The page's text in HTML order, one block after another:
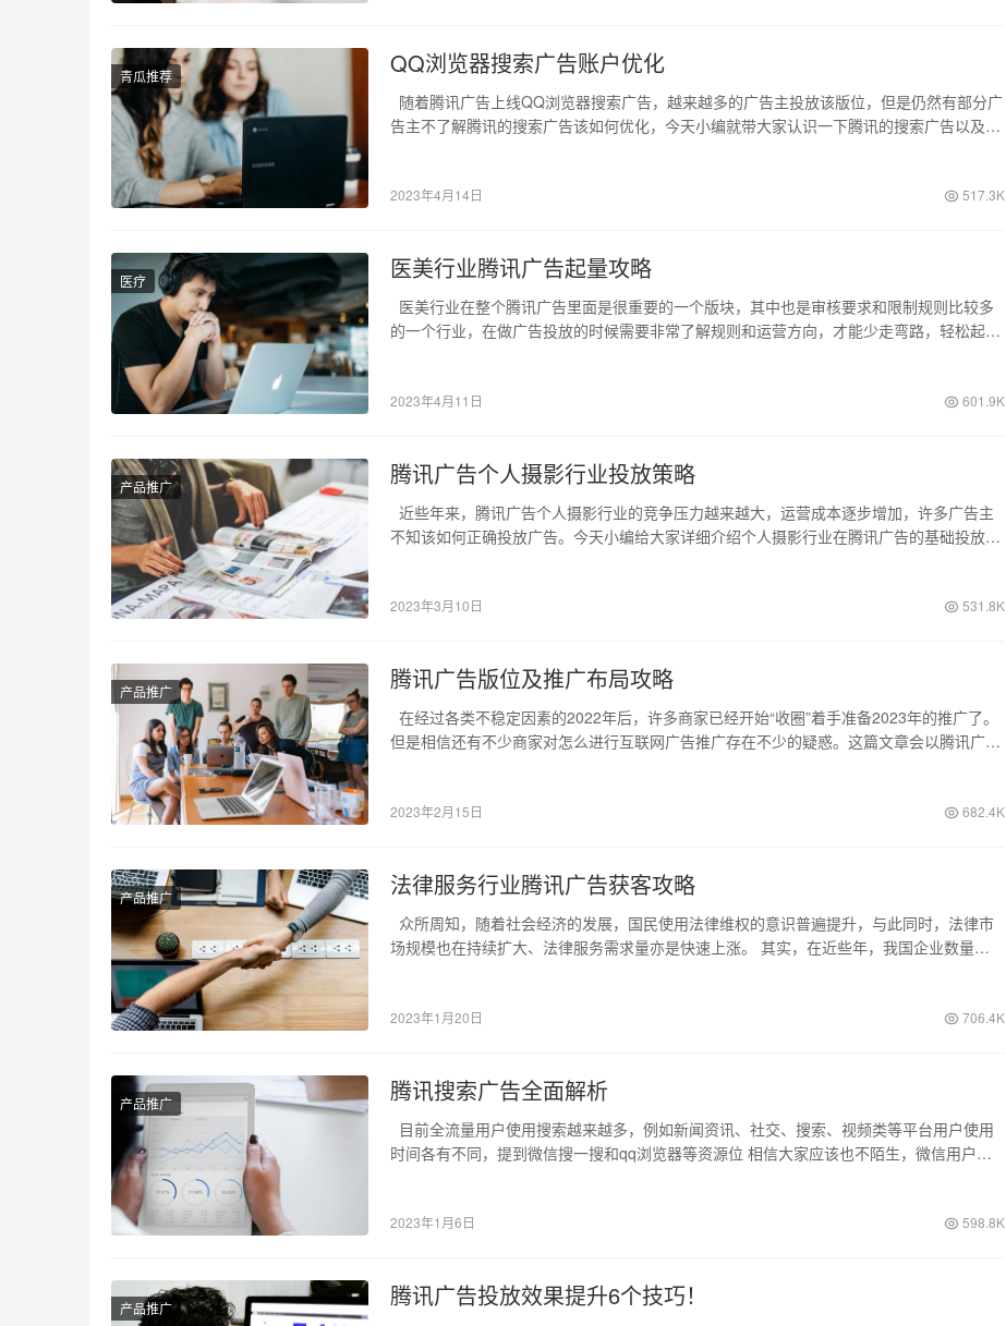
青瓜推荐 QQ浏览器搜索广告账户优化
随着腾讯广告上线QQ浏览器搜索广告，越来越多的广告主投放该版位，但是仍然有部分广
告主不了解腾讯的搜索广告该如何优化，今天小编就带大家认识一下腾讯的搜索广告以及从
2023年4月14日 517.3K
医疗 医美行业腾讯广告起量攻略
医美行业在整个腾讯广告里面是很重要的一个版块，其中也是审核要求和限制规则比较多
的一个行业，在做广告投放的时候需要非常了解规则和运营方向，才能少走弯路，轻松起
2023年4月11日 601.9K
产品推广 腾讯广告个人摄影行业投放策略
近些年来，腾讯广告个人摄影行业的竞争压力越来越大，运营成本逐步增加，许多广告主
不知该如何正确投放广告。今天小编给大家详细介绍个人摄影行业在腾讯广告的基础投放策
2023年3月10日 531.8K
产品推广 腾讯广告版位及推广布局攻略
在经过各类不稳定因素的2022年后，许多商家已经开始“收圈”着手准备2023年的推广了。
但是相信还有不少商家对怎么进行互联网广告推广存在不少的疑惑。这篇文章会以腾讯广…
2023年2月15日 682.4K
产品推广 法律服务行业腾讯广告获客攻略
众所周知，随着社会经济的发展，国民使用法律维权的意识普遍提升，与此同时，法律市
场规模也在持续扩大、法律服务需求量亦是快速上涨。 其实，在近些年，我国企业数量呈
2023年1月20日 706.4K
产品推广 腾讯搜索广告全面解析
目前全流量用户使用搜索越来越多，例如新闻资讯、社交、搜索、视频类等平台用户使用
时间各有不同，提到微信搜一搜和qq浏览器等资源位 相信大家应该也不陌生，微信用户体
2023年1月6日 598.8K
产品推广 腾讯广告投放效果提升6个技巧！